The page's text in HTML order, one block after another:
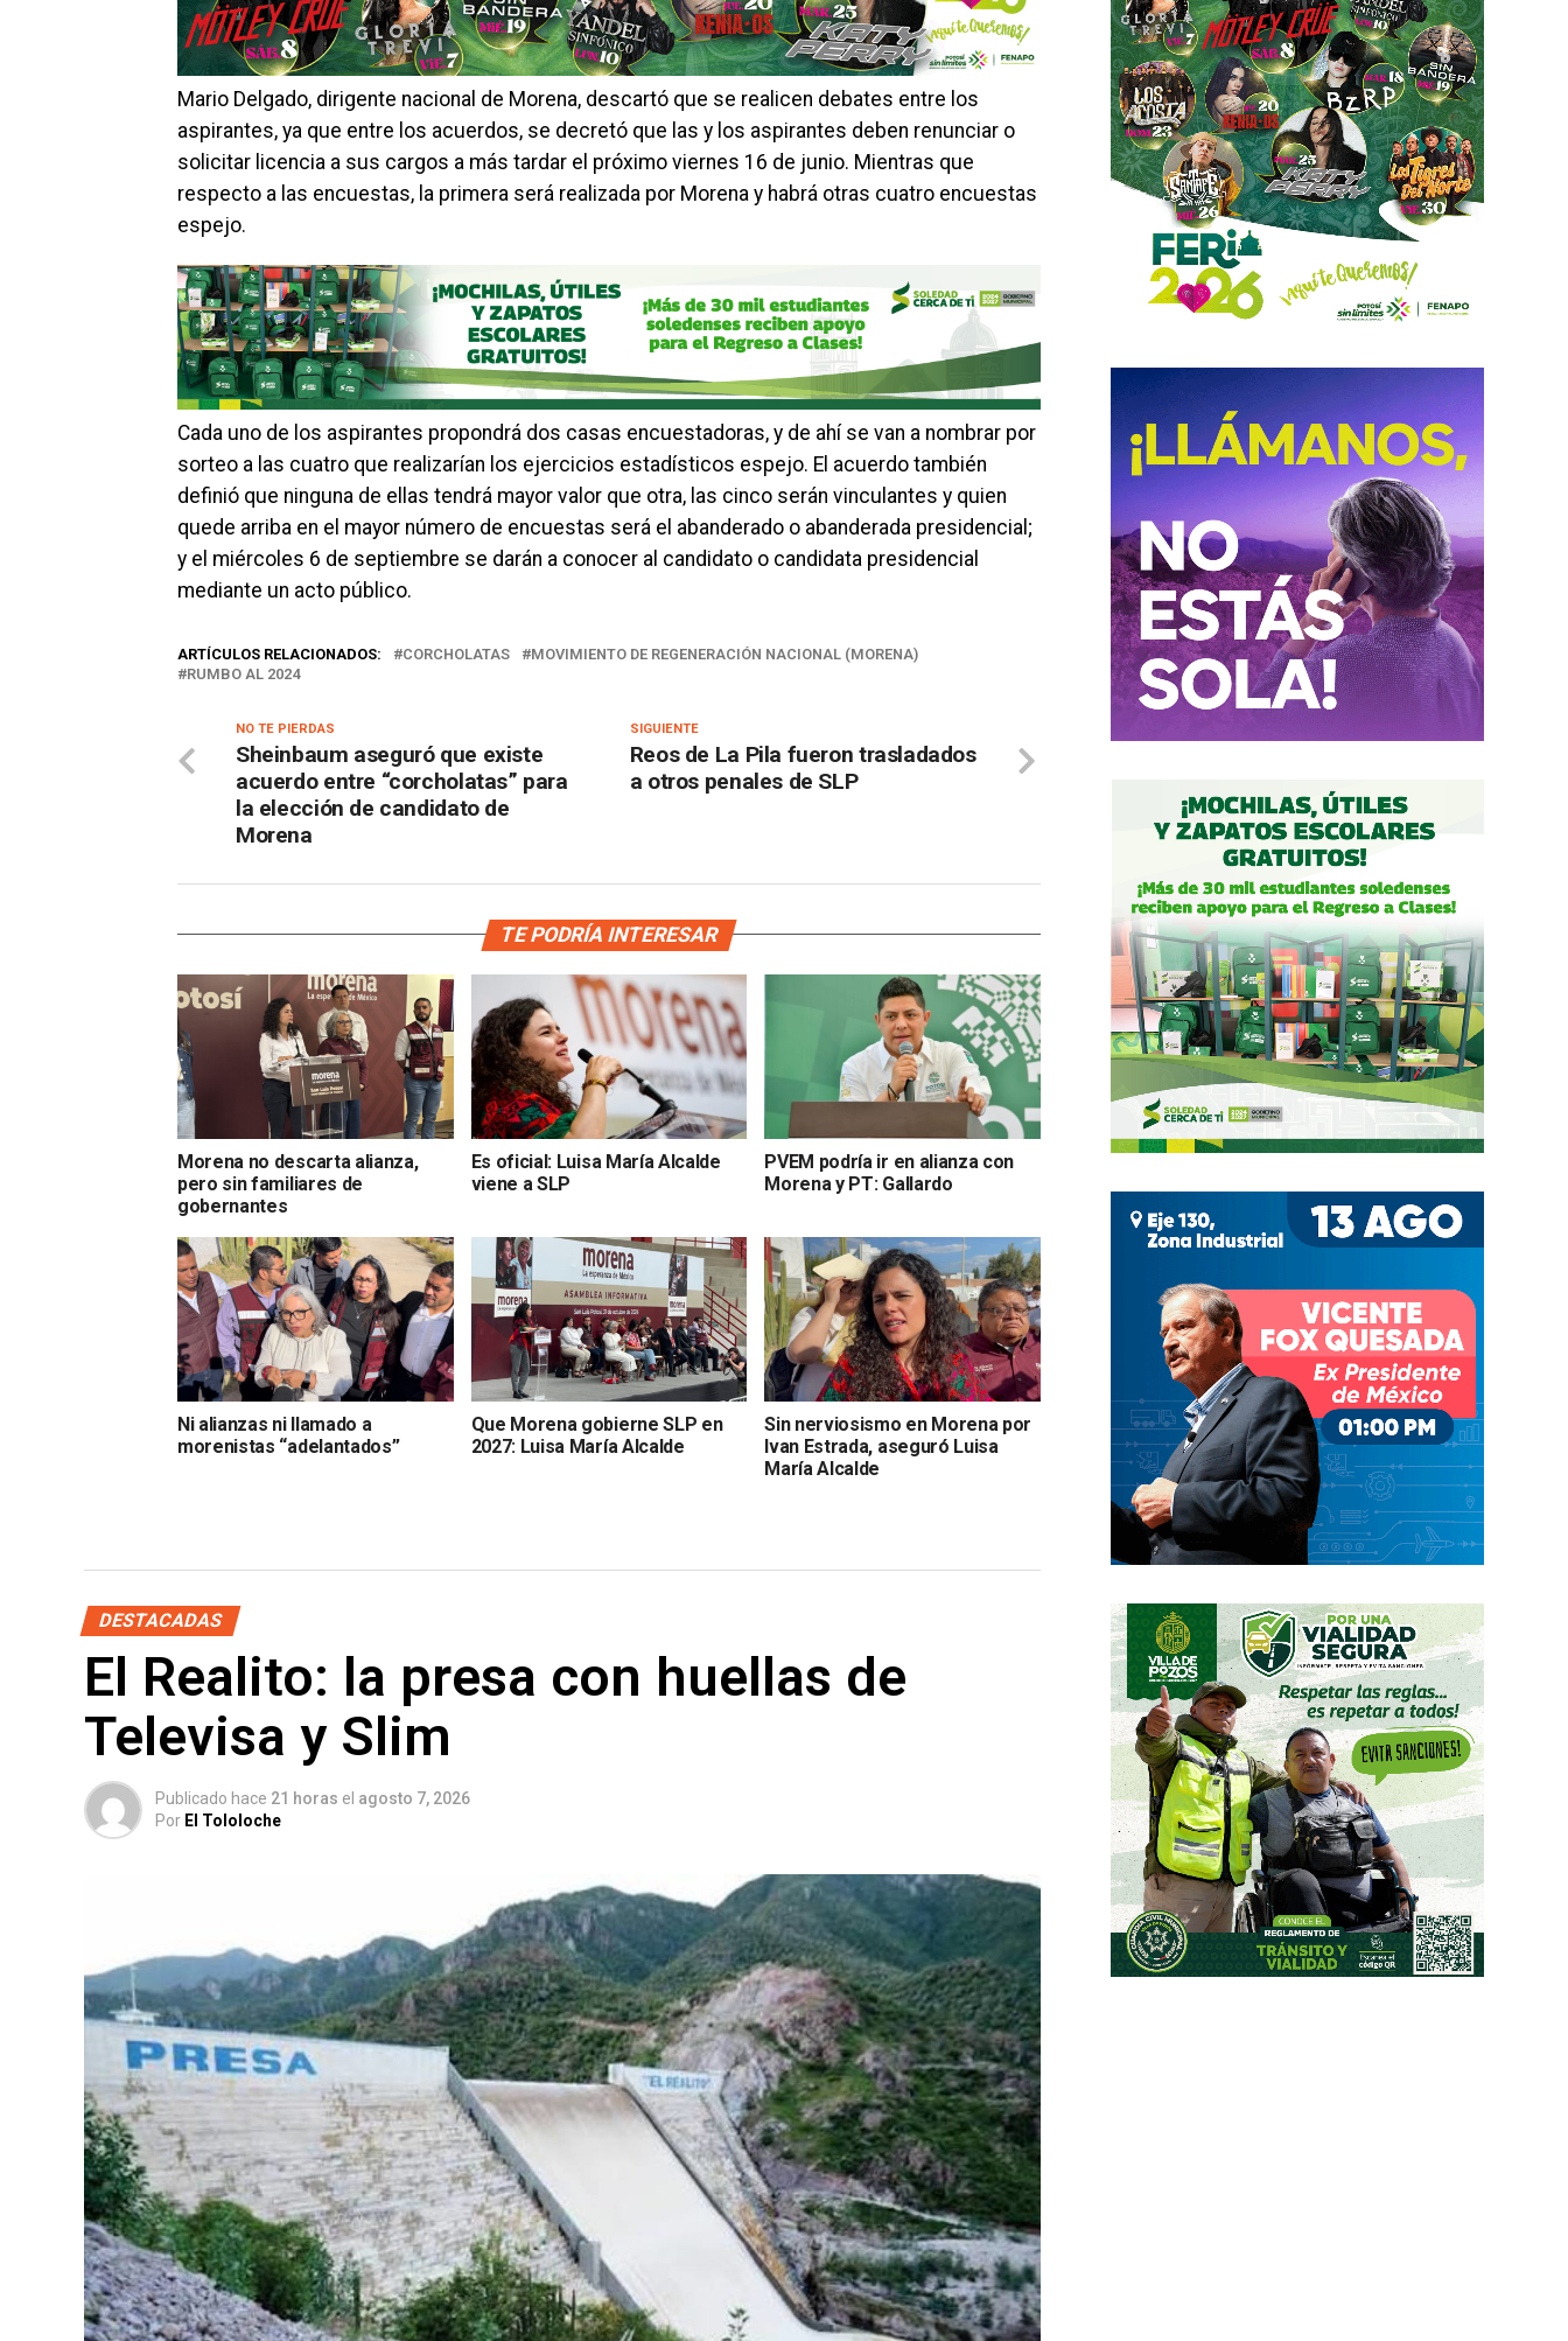
Mario Delgado, dirigente nacional de Morena, descartó que se realicen debates entre los
aspirantes, ya que entre los acuerdos, se decretó que las y los aspirantes deben renunciar o
solicitar licencia a sus cargos a más tardar el próximo viernes 16 de junio. Mientras que
respecto a las encuestas, la primera será realizada por Morena y habrá otras cuatro encuestas
espejo.
Cada uno de los aspirantes propondrá dos casas encuestadoras, y de ahí se van a nombrar por
sorteo a las cuatro que realizarían los ejercicios estadísticos espejo. El acuerdo también
definió que ninguna de ellas tendrá mayor valor que otra, las cinco serán vinculantes y quien
quede arriba en el mayor número de encuestas será el abanderado o abanderada presidencial;
y el miércoles 6 de septiembre se darán a conocer al candidato o candidata presidencial
mediante un acto público.
ARTÍCULOS RELACIONADOS: CORCHOLATAS
MOVIMIENTO DE REGENERACIÓN NACIONAL (MORENA)
RUMBO AL 2024
SIGUIENTE
Reos de La Pila fueron trasladados
a otros penales de SLP
NO TE PIERDAS
Sheinbaum aseguró que existe
acuerdo entre “corcholatas” para
la elección de candidato de
Morena
TE PODRÍA INTERESAR
Morena no descarta alianza,
pero sin familiares de
gobernantes
Es oficial: Luisa María Alcalde
viene a SLP
PVEM podría ir en alianza con
Morena y PT: Gallardo
Ni alianzas ni llamado a
morenistas “adelantados”
Que Morena gobierne SLP en
2027: Luisa María Alcalde
Sin nerviosismo en Morena por
Ivan Estrada, aseguró Luisa
María Alcalde
DESTACADAS
El Realito: la presa con huellas de
Televisa y Slim
Publicado hace 21 horas el agosto 7, 2026
Por El Tololoche